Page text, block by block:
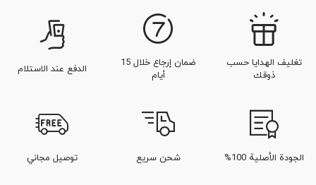
تغليف الهدايا حسب
ذوقك
ضمان إرجاع خلال 15
أيام
الدفع عند الاستلام
الجودة الأصلية 100% شحن سريع توصيل مجاني